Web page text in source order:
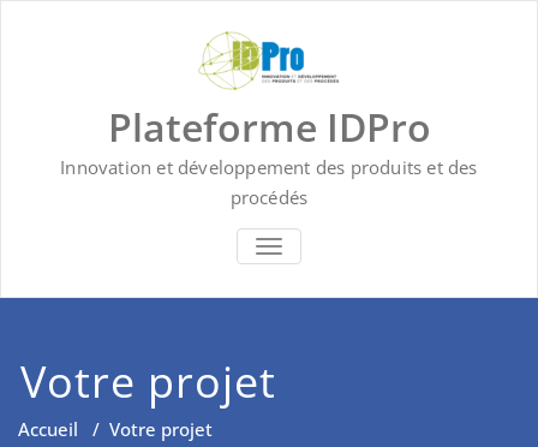
Plateforme IDPro
Innovation et développement des produits et des
procédés
BASCULER LA NAVIGATION
Votre projet
Accueil / Votre projet